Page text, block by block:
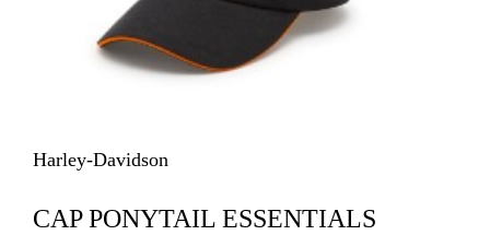
Harley-Davidson
CAP PONYTAIL ESSENTIALS